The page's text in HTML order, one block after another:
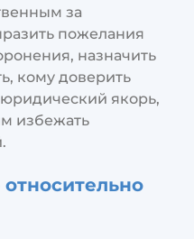
за
пожелания
назначить
кому доверить
якорь,
избежать